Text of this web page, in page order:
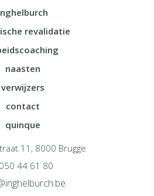
revalidatie
naasten
verwijzers
contact
quinque
11, 8000 Brugge
44 61 80